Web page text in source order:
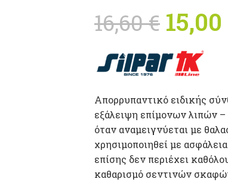
16,60€
16,60
15,00
Απορρυπαντικό ειδικής
εξάλειψη επίμονων λιπών –
όταν αναμειγνύεται με
χρησιμοποιηθεί με
επίσης δεν περιέχει
καθαρισμό σεντινών